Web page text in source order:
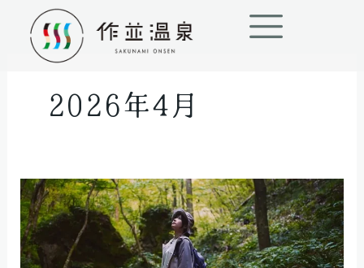
2026年4月
2026
年
作
並